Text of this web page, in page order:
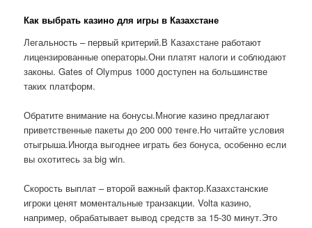
Как выбрать казино для игры в Казахстане
Легальность – первый критерий.В Казахстане работают
лицензированные операторы.Они платят налоги и соблюдают
законы. Gates of Olympus 1000 доступен на большинстве
таких платформ.
Обратите внимание на бонусы.Многие казино предлагают
приветственные пакеты до 200 000 тенге.Но читайте условия
отыгрыша.Иногда выгоднее играть без бонуса, особенно если
вы охотитесь за big win.
Скорость выплат – второй важный фактор.Казахстанские
игроки ценят моментальные транзакции. Volta казино,
например, обрабатывает вывод средств за 15-30 минут.Это